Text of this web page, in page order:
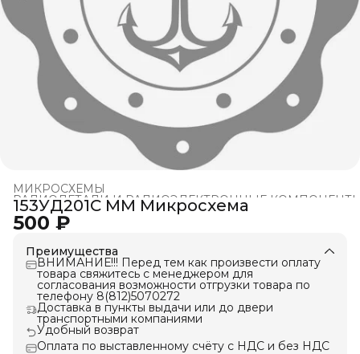
МИКРОСХЕМЫ
РАДИОДЕТАЛИ И РАДИОЭЛЕКТРОННЫЕ
Главная ›
153УД201С ММ Микросхема
500 ₽
Преимущества
ВНИМАНИЕ!!! Перед тем как произвести оплату
товара свяжитесь с менеджером для
согласования возможности отгрузки товара по
телефону 8(812)5070272
Доставка в пункты выдачи или до двери
транспортными компаниями
Удобный возврат
Оплата по выставленному счёту с НДС и без НДС